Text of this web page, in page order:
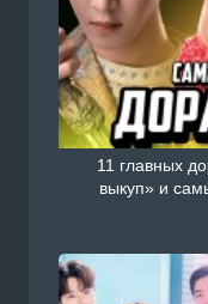
11 главных
выкуп» и